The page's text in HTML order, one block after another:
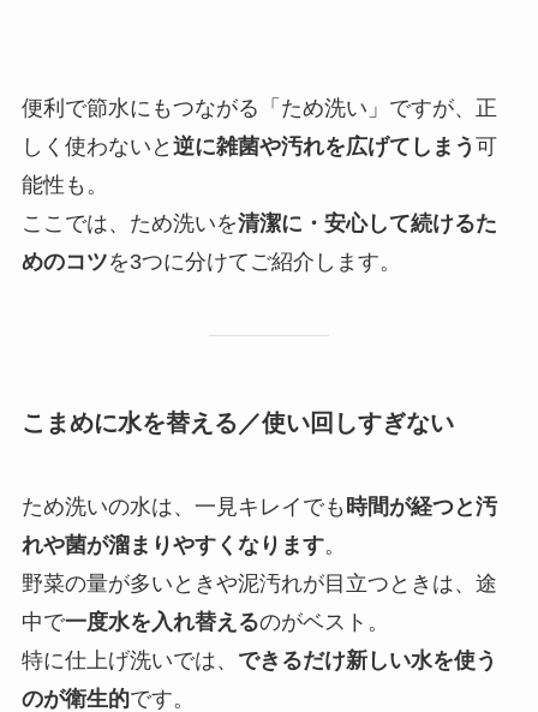
便利で節水にもつながる「ため洗い」ですが、正
しく使わないと 逆に雑菌や汚れを広げてしまう 可
能性も。
ここでは、ため洗いを清潔に・安心して続けるた
めのコツを3つに分けてご紹介します。
こまめに水を替える／使い回しすぎない
ため洗いの水は、一見キレイでも 時間が経つと汚
れや菌が溜まりやすくなります。
野菜の量が多いときや泥汚れが目立つときは、途
中で一度水を入れ替えるのがベスト。
特に仕上げ洗いでは、 できるだけ新しい水を使う
のが衛生的です。